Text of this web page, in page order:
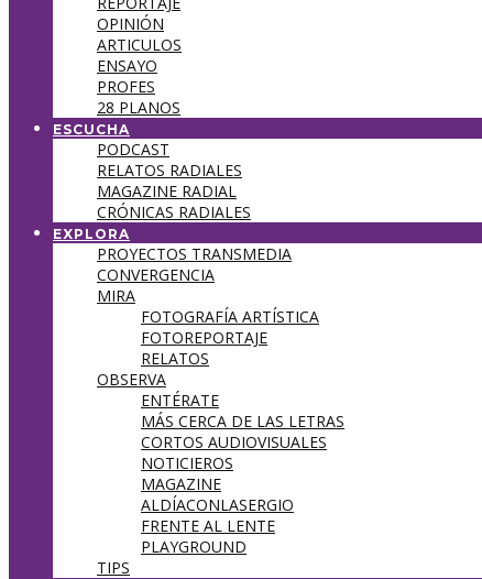
OPINIÓN
ARTICULOS
ENSAYO
PROFES
28 PLANOS
ESCUCHA
PODCAST
RELATOS RADIALES
MAGAZINE RADIAL
CRÓNICAS RADIALES
EXPLORA
PROYECTOS TRANSMEDIA
CONVERGENCIA
MIRA
FOTOGRAFÍA ARTÍSTICA
FOTOREPORTAJE
RELATOS
OBSERVA
ENTÉRATE
MÁS CERCA DE LAS LETRAS
CORTOS AUDIOVISUALES
NOTICIEROS
MAGAZINE
ALDÍACONLASERGIO
FRENTE AL LENTE
PLAYGROUND
TIPS